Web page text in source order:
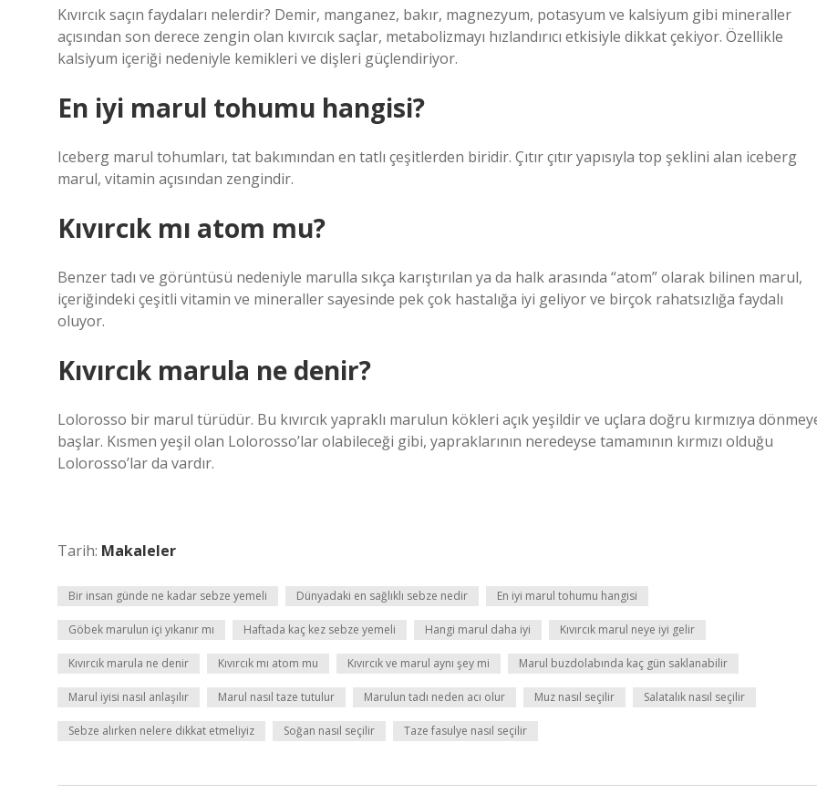
Kıvırcık saçın faydaları nelerdir? Demir, manganez, bakır, magnezyum, potasyum ve kalsiyum gibi mineraller
açısından son derece zengin olan kıvırcık saçlar, metabolizmayı hızlandırıcı etkisiyle dikkat çekiyor. Özellikle
kalsiyum içeriği nedeniyle kemikleri ve dişleri güçlendiriyor.
En iyi marul tohumu hangisi?
Iceberg marul tohumları, tat bakımından en tatlı çeşitlerden biridir. Çıtır çıtır yapısıyla top şeklini alan iceberg
marul, vitamin açısından zengindir.
Kıvırcık mı atom mu?
Benzer tadı ve görüntüsü nedeniyle marulla sıkça karıştırılan ya da halk arasında “atom” olarak bilinen marul,
içeriğindeki çeşitli vitamin ve mineraller sayesinde pek çok hastalığa iyi geliyor ve birçok rahatsızlığa faydalı
oluyor.
Kıvırcık marula ne denir?
Lolorosso bir marul türüdür. Bu kıvırcık yapraklı marulun kökleri açık yeşildir ve uçlara doğru kırmızıya
başlar. Kısmen yeşil olan Lolorosso’lar olabileceği gibi, yapraklarının neredeyse tamamının kırmızı olduğu
Lolorosso’lar da vardır.
Tarih: Makaleler
Bir insan günde ne kadar sebze yemeli Dünyadaki en sağlıklı sebze nedir En iyi marul tohumu hangisi
Göbek marulun içi yıkanır mı Haftada kaç kez sebze yemeli Hangi marul daha iyi Kıvırcık marul neye iyi gelir
Kıvırcık marula ne denir Kıvırcık mı atom mu Kıvırcık ve marul aynı şey mi Marul buzdolabında kaç gün saklanabilir
Marul iyisi nasıl anlaşılır Marul nasıl taze tutulur Marulun tadı neden acı olur Muz nasıl seçilir Salatalık nasıl seçilir
Sebze alırken nelere dikkat etmeliyiz Soğan nasıl seçilir Taze fasulye nasıl seçilir